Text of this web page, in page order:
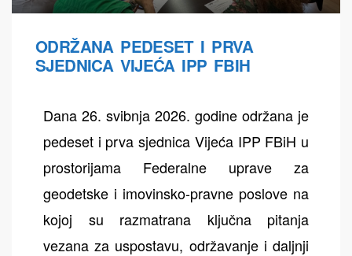
ODRŽANA PEDESET I PRVA
SJEDNICA VIJEĆA IPP FBIH
Dana 26. svibnja 2026. godine održana je
pedeset i prva sjednica Vijeća IPP FBiH u
prostorijama Federalne uprave za
geodetske i imovinsko-pravne poslove na
kojoj su razmatrana ključna pitanja
vezana za uspostavu, održavanje i daljnji